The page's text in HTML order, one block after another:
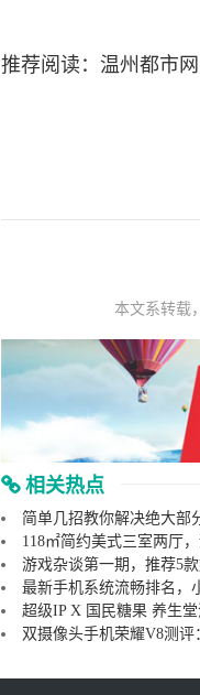
推荐阅读： 温州都市网
本文系转载
相关热点
简单几招教你解决绝大部
118㎡简约美式三室两厅
游戏杂谈第一期，推荐5
最新手机系统流畅排名，
超级IP X 国民糖果 养生
双摄像头手机荣耀V8测